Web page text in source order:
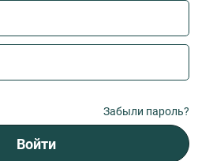
Забыли пароль?
Войти